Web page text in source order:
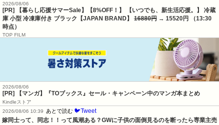
2026/08/06
[PR] 【暮らし応援サマーSale】【8%OFF！】 【いつでも、新生活応援。】 冷蔵
庫 小型 冷凍庫付き ブラック【JAPAN BRAND】 16880円 → 15520円 （13:30
時点）
TOP FILM
2026/08/06
[PR] 【マンガ】『TOブックス』セール・キャンペーン中のマンガ本まとめ
Kindleストア
2026/08/06 10:39
あとで読む 🐦Tweet
嫁同士って、同志！！って風潮ある？GWに子供の面倒見るのを断ったら専業主売